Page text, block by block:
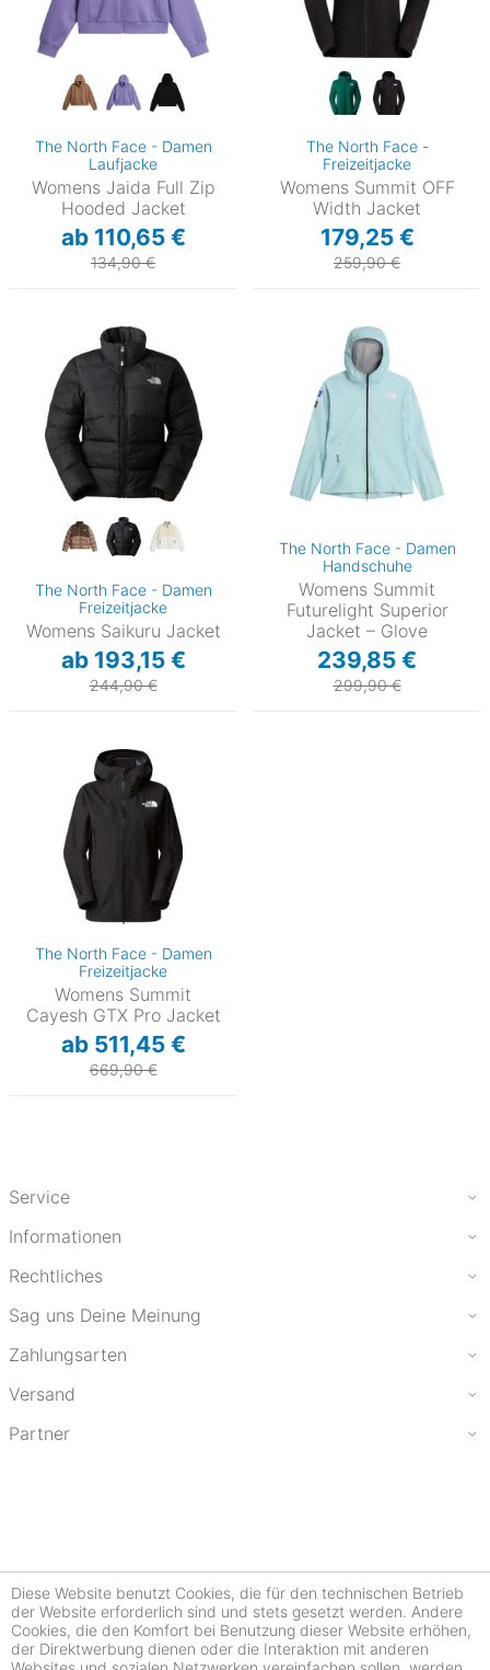
The North Face - Damen
Laufjacke
Womens Jaida Full Zip
Hooded Jacket
ab 110,65 €
134,90 €
The North Face -
Freizeitjacke
Womens Summit OFF
Width Jacket
179,25 €
259,90 €
The North Face - Damen
Freizeitjacke
Womens Saikuru Jacket
ab 193,15 €
244,90 €
The North Face - Damen
Handschuhe
Womens Summit
Futurelight Superior
Jacket – Glove
239,85 €
299,90 €
The North Face - Damen
Freizeitjacke
Womens Summit
Cayesh GTX Pro Jacket
ab 511,45 €
669,90 €
Service
Informationen
Rechtliches
Sag uns Deine Meinung
Zahlungsarten
Versand
Partner
Diese Website benutzt Cookies, die für den technischen Betrieb
der Website erforderlich sind und stets gesetzt werden. Andere
Cookies, die den Komfort bei Benutzung dieser Website erhöhen,
der Direktwerbung dienen oder die Interaktion mit anderen